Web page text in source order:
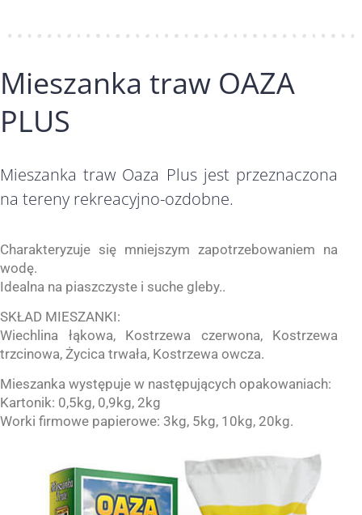
Mieszanka traw OAZA
PLUS
Mieszanka traw Oaza Plus jest przeznaczona
na tereny rekreacyjno-ozdobne.
Charakteryzuje się mniejszym zapotrzebowaniem na
wodę.
Idealna na piaszczyste i suche gleby..
SKŁAD MIESZANKI:
Wiechlina łąkowa, Kostrzewa czerwona, Kostrzewa
trzcinowa, Życica trwała, Kostrzewa owcza.
Mieszanka występuje w następujących opakowaniach:
Kartonik: 0,5kg, 0,9kg, 2kg
Worki firmowe papierowe: 3kg, 5kg, 10kg, 20kg.